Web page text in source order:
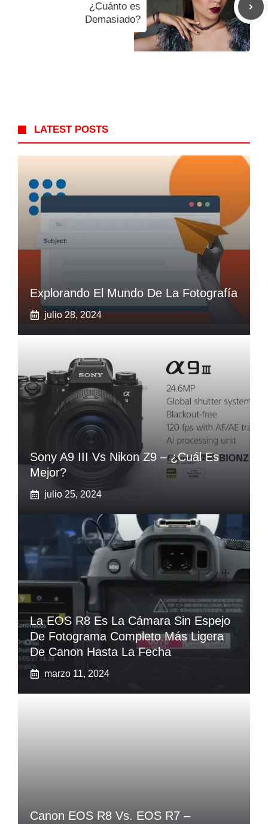
¿Cuánto es
Demasiado?
LATEST POSTS
Explorando El Mundo De La Fotografía
julio 28, 2024
Sony A9 III Vs‌ Nikon Z9 – ¿Cuál Es
Mejor?
julio 25, 2024
La EOS R8 Es La Cámara Sin Espejo
De Fotograma Completo Más Ligera
De Canon Hasta La Fecha
marzo 11, 2024
Canon EOS R8 Vs. EOS R7 –